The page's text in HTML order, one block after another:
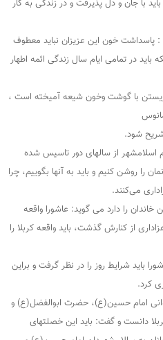
با جان و دل پذیرفت و در زندگی به کار
پاسداشت خون این عزیزان نباید معطوف
باید در تمامی ایام سال زندگی ائمه اطهار
با گوشت وخون شیعه آمیخته است ،
شود.
اسلامشهر از سالهای دور تاسیس شده
را روشن کنیم و باید به آنها بگوییم، چرا
می‌کنند.
را دارد می گوید: عاشورا واقعه
از کنارش گذشت، باید واقعه کربلا را
باید شرایط روز را در نظر گرفت و براین
کرد.
امام حسین(ع)، حضرت ابوالفضل(ع) و
دانست و گفت: باید این خصلتهای